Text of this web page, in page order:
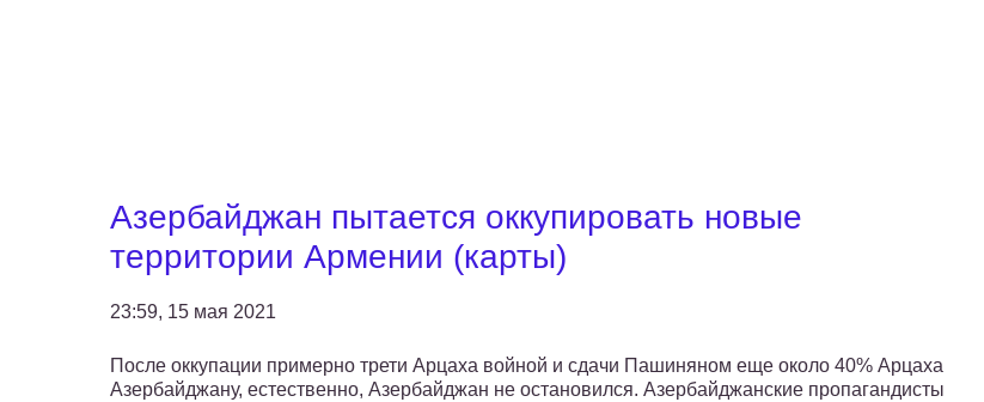
Азербайджан пытается оккупировать новые
территории Армении (карты)
23:59, 15 мая 2021
После оккупации примерно трети Арцаха войной и сдачи Пашиняном еще около 40% Арцаха
Азербайджану, естественно, Азербайджан не остановился. Азербайджанские пропагандисты